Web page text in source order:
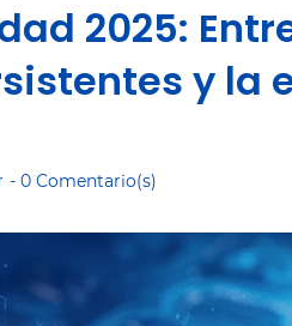
2025:
y la
- 0 Comentario(s)